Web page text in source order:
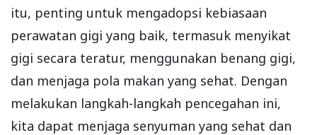
itu, penting untuk mengadopsi kebiasaan
perawatan gigi yang baik, termasuk menyikat
gigi secara teratur, menggunakan benang gigi,
dan menjaga pola makan yang sehat. Dengan
melakukan langkah-langkah pencegahan ini,
kita dapat menjaga senyuman yang sehat dan